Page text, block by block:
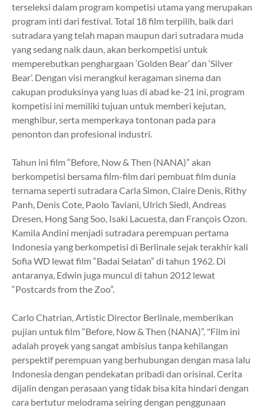
terseleksi dalam program kompetisi utama yang merupakan
program inti dari festival. Total 18 film terpilih, baik dari
sutradara yang telah mapan maupun dari sutradara muda
yang sedang naik daun, akan berkompetisi untuk
memperebutkan penghargaan ‘Golden Bear’ dan ‘Silver
Bear’. Dengan visi merangkul keragaman sinema dan
cakupan produksinya yang luas di abad ke-21 ini, program
kompetisi ini memiliki tujuan untuk memberi kejutan,
menghibur, serta memperkaya tontonan pada para
penonton dan profesional industri.
Tahun ini film “Before, Now & Then (NANA)” akan
berkompetisi bersama film-film dari pembuat film dunia
ternama seperti sutradara Carla Simon, Claire Denis, Rithy
Panh, DenisCote, Paolo Taviani, Ulrich Siedl, Andreas
Dresen, Hong Sang Soo, Isaki Lacuesta, dan François Ozon.
Kamila Andini menjadi sutradara perempuan pertama
Indonesia yang berkompetisi di Berlinale sejak terakhir kali
Sofia WD lewat film “Badai Selatan” di tahun 1962. Di
antaranya, Edwin juga muncul di tahun 2012 lewat
“Postcards from the Zoo”.
Carlo Chatrian, Artistic Director Berlinale, memberikan
pujian untuk film “Before, Now & Then (NANA)”, "Film ini
adalah proyek yang sangat ambisius tanpa kehilangan
perspektif perempuan yang berhubungan dengan masa lalu
Indonesia dengan pendekatan pribadi dan orisinal. Cerita
dijalin dengan perasaan yang tidak bisa kita hindari dengan
cara bertutur melodrama seiring dengan penggunaan